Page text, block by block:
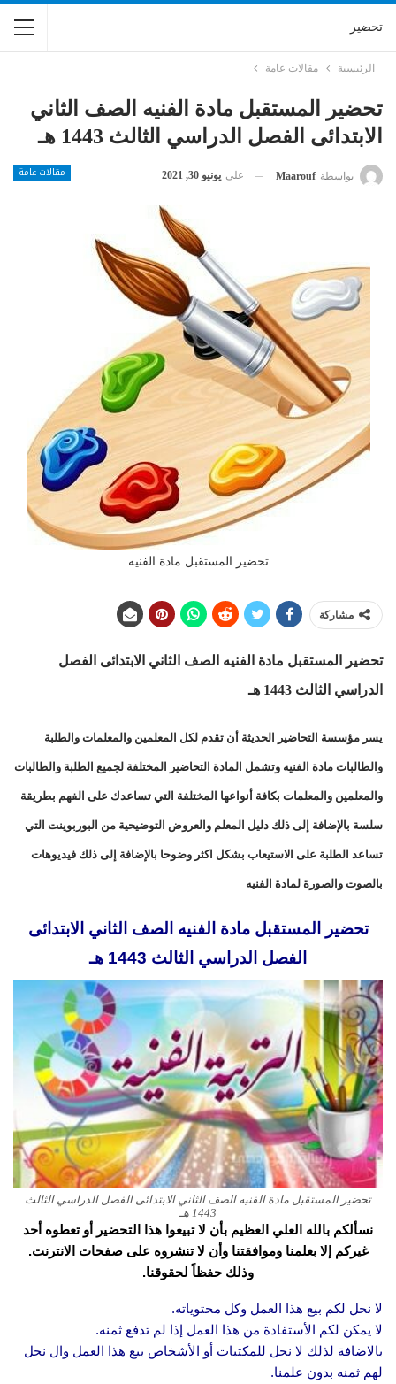
تحضير
الرئيسية مقالات عامة
تحضير المستقبل مادة الفنيه الصف الثاني
الابتدائى الفصل الدراسي الثالث 1443 هـ
مقالات عامة بواسطة Maarouf على يونيو 30, 2021
تحضير المستقبل مادة الفنيه
مشاركة
تحضير المستقبل مادة الفنيه الصف الثاني الابتدائى الفصل
الدراسي الثالث 1443 هـ
يسر مؤسسة التحاضير الحديثة أن تقدم لكل المعلمين والمعلمات والطلبة
والطالبات مادة الفنيه وتشمل المادة التحاضير المختلفة لجميع الطلبة والطالبات
والمعلمين والمعلمات بكافة أنواعها المختلفة التي تساعدك على الفهم بطريقة
سلسة بالإضافة إلى ذلك دليل المعلم والعروض التوضيحية من البوربوينت التي
تساعد الطلبة على الاستيعاب بشكل اكثر وضوحا بالإضافة إلى ذلك فيديوهات
بالصوت والصورة لمادة الفنيه
تحضير المستقبل مادة الفنيه الصف الثاني الابتدائى
الفصل الدراسي الثالث 1443 هـ
تحضير المستقبل مادة الفنيه الصف الثاني الابتدائى الفصل الدراسي الثالث
1443 هـ
نسألكم بالله العلي العظيم بأن لا تبيعوا هذا التحضير أو تعطوه أحد
غيركم إلا بعلمنا وموافقتنا وأن لا تنشروه على صفحات الانترنت.
وذلك حفظاً لحقوقنا.
لا نحل لكم بيع هذا العمل وكل محتوياته.
لا يمكن لكم الأستفادة من هذا العمل إذا لم تدفع ثمنه.
بالاضافة لذلك لا نحل للمكتبات أو الأشخاص بيع هذا العمل وال نحل
لهم ثمنه بدون علمنا.